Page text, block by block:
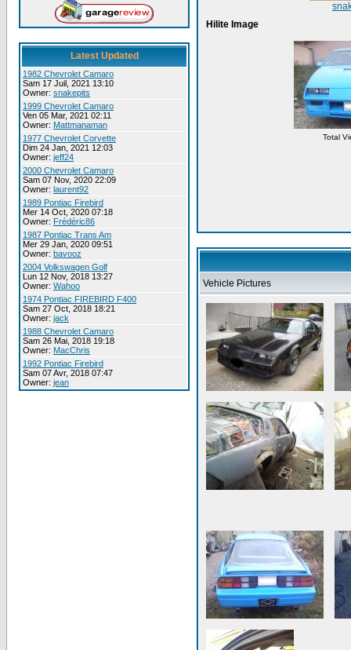
Latest Updated
1982 Chevrolet Camaro
Sam 17 Juil, 2021 13:10
Owner: snakepits
1999 Chevrolet Camaro
Ven 05 Mar, 2021 02:11
Owner: Mattmanaman
1977 Chevrolet Corvette
Dim 24 Jan, 2021 12:03
Owner: jeff24
2000 Chevrolet Camaro
Sam 07 Nov, 2020 22:09
Owner: laurent92
1989 Pontiac Firebird
Mer 14 Oct, 2020 07:18
Owner: Frédéric86
1987 Pontiac Trans Am
Mer 29 Jan, 2020 09:51
Owner: bavooz
2004 Volkswagen Golf
Lun 12 Nov, 2018 13:27
Owner: Wahoo
1974 Pontiac FIREBIRD F400
Sam 27 Oct, 2018 18:21
Owner: jack
1988 Chevrolet Camaro
Sam 26 Mai, 2018 19:18
Owner: MacChris
1992 Pontiac Firebird
Sam 07 Avr, 2018 07:47
Owner: jean
Hilite Image
Total
Vehicle Pictures